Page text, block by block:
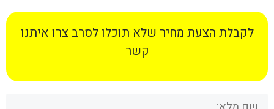
לקבלת הצעת מחיר שלא תוכלו לסרב צרו איתנו
קשר